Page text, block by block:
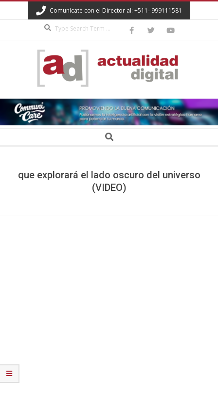
to
Comunícate con el Director al: +511- 999111581
ACTUALIDAD
DIGITAL Search
que explorará el lado oscuro del universo
(VIDEO)